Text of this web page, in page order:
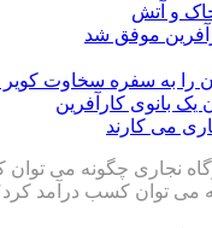
و آتش
موفق شد
را به سفره سخاوت کویر
بانوی کارآفرین
می کارند
نجاری چگونه می